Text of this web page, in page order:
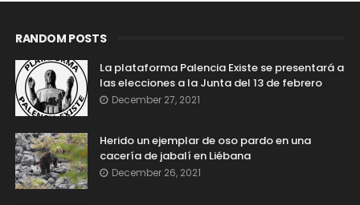
RANDOM POSTS
La plataforma Palencia Existe se presentará a
las elecciones a la Junta del 13 de febrero
December 27, 2021
Herido un ejemplar de oso pardo en una
cacería de jabalí en Liébana
December 26, 2021